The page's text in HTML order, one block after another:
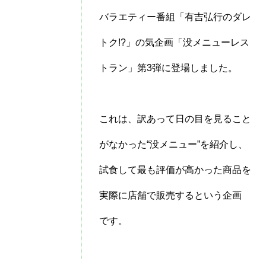
バラエティー番組「有吉弘行のダレ
トク!?」の気企画「没メニューレス
トラン」第3弾に登場しました。
これは、訳あって日の目を見ること
がなかった“没メニュー”を紹介し、
試食して最も評価が高かった商品を
実際に店舗で販売するという企画
です。